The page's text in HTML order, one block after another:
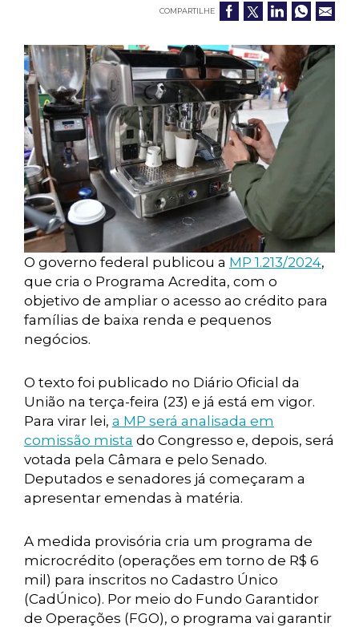
COMPARTILHE
O governo federal publicou a MP 1.213/2024,
que cria o Programa Acredita, com o
objetivo de ampliar o acesso ao crédito para
famílias de baixa renda e pequenos
negócios.
O texto foi publicado no Diário Oficial da
União na terça-feira (23) e já está em vigor.
Para virar lei, a MP será analisada em
comissão mista do Congresso e, depois, será
votada pela Câmara e pelo Senado.
Deputados e senadores já começaram a
apresentar emendas à matéria.
A medida provisória cria um programa de
microcrédito (operações em torno de R$ 6
mil) para inscritos no Cadastro Único
(CadÚnico). Por meio do Fundo Garantidor
de Operações (FGO), o programa vai garantir